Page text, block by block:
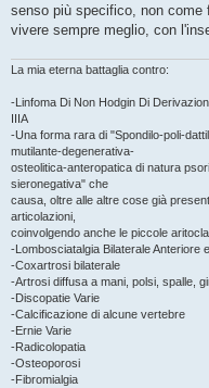
i
o
senso più specifico, non come
vivere sempre meglio, con
La mia eterna battaglia contro:
-Linfoma Di Non Hodgin Di
IIIA
-Una forma rara di "Spondilo-poli-
mutilante-degenerativa-
osteolitica-anteropatica di natura
sieronegativa" che
causa, oltre alle altre cose già
articolazioni,
coinvolgendo anche le piccole
-Lombosciatalgia Bilaterale Anteriore
-Coxartrosi bilaterale
-Artrosi diffusa a mani, polsi, spalle,
-Discopatie Varie
-Calcificazione di alcune vertebre
-Ernie Varie
-Radicolopatia
-Osteoporosi
-Fibromialgia